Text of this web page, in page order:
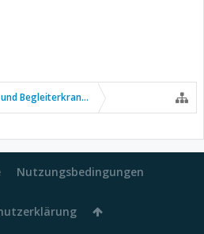
Begleiterkrankungen
Nutzungsbedingungen